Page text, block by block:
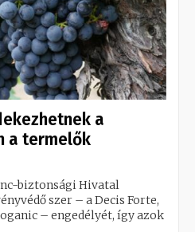
a
a termelők
biztonsági Hivatal
szer – a Decis Forte,
– engedélyét, így azok